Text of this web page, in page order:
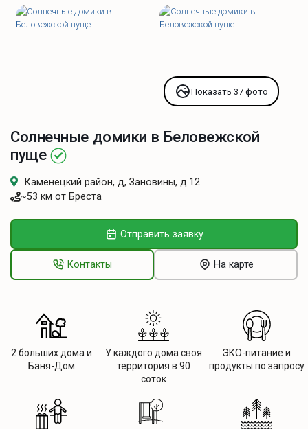
Показать 37 фото
Солнечные домики в Беловежской
пуще
Каменецкий район, д, Зановины, д.12
~53 км от Бреста
Отправить заявку
Контакты На карте
2 больших дома и
Баня-Дом
У каждого дома своя
территория в 90
соток
ЭКО-питание и
продукты по запросу